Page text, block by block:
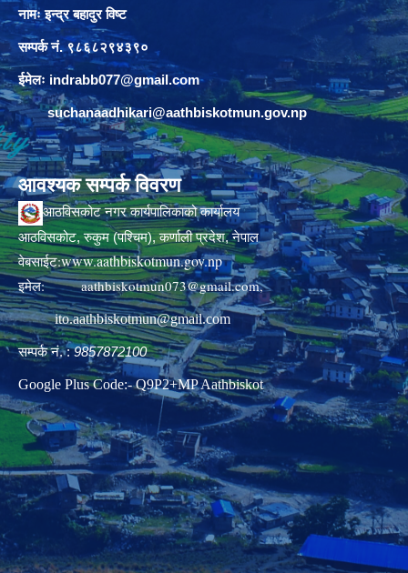
नामः इन्द्र बहादुर विष्ट
सम्पर्क नं. ९८६८२९४३९०
ईमेलः indrabb077@gmail.com
suchanaadhikari@aathbiskotmun.gov.np
आवश्यक सम्पर्क विवरण
आठविसकोट नगर कार्यपालिकाको कार्यालय
आठविसकोट, रुकुम (पश्चिम), कर्णाली प्रदेश, नेपाल
वेबसाईट:www.aathbiskotmun.gov.np
इमेल:aathbiskotmun073@gmail.com,
ito.aathbiskotmun@gmail.com
सम्पर्क नं. :9857872100
Google Plus Code:- Q9P2+MP Aathbiskot